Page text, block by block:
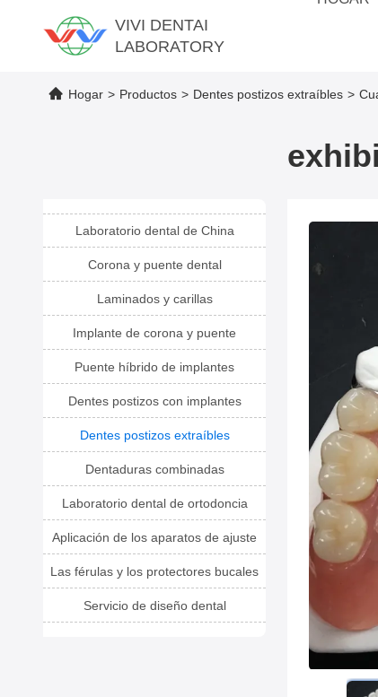
VIVI DENTAI
LABORATORY
Hogar > Productos > Dentes postizos extraíbles >
Laboratorio dental de China
Corona y puente dental
Laminados y carillas
Implante de corona y puente
Puente híbrido de implantes
Dentes postizos con implantes
Dentes postizos extraíbles
Dentaduras combinadas
Laboratorio dental de ortodoncia
Aplicación de los aparatos de ajuste
Las férulas y los protectores bucales
Servicio de diseño dental